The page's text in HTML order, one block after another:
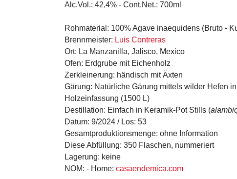
Alc.Vol.: 42,4% - Cont.Net.: 700ml
Rohmaterial: 100% Agave inaequidens (Bruto -
Brennmeister: Luis Contreras
Ort: La Manzanilla, Jalisco, Mexico
Ofen: Erdgrube mit Eichenholz
Zerkleinerung: händisch mit Äxten
Gärung: Natürliche Gärung mittels wilder Hefen
Holzeinfassung (1500 L)
Destillation: Einfach in Keramik-Pot Stills (
Datum: 9/2024 / Los: 53
Gesamtproduktionsmenge: ohne Information
Diese Abfüllung: 350 Flaschen, nummeriert
Lagerung: keine
NOM: - Home: casaendemica.com